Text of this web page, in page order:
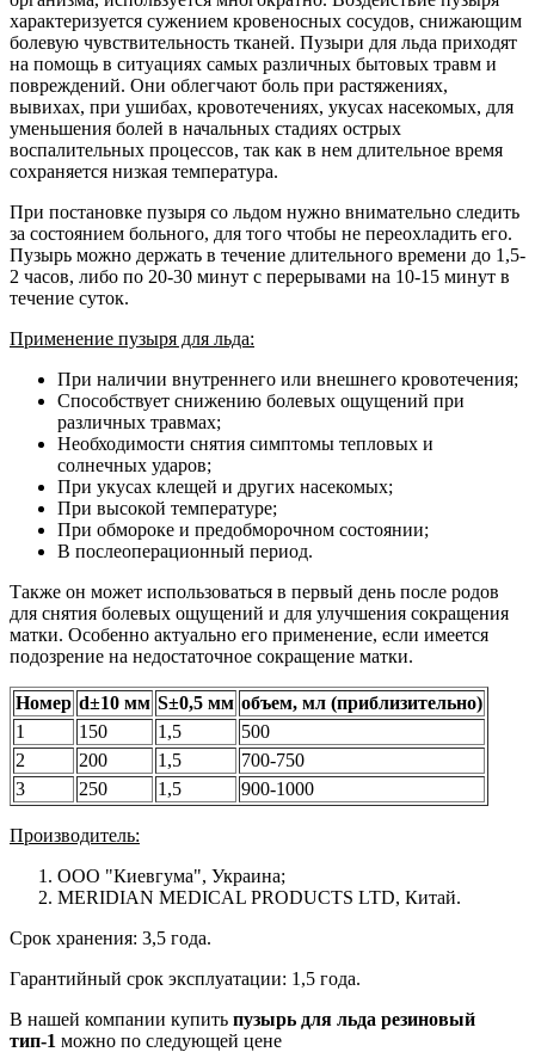
характеризуется сужением кровеносных сосудов, снижающим
болевую чувствительность тканей. Пузыри для льда приходят
на помощь в ситуациях самых различных бытовых травм и
повреждений. Они облегчают боль при растяжениях,
вывихах, при ушибах, кровотечениях, укусах насекомых, для
уменьшения болей в начальных стадиях острых
воспалительных процессов, так как в нем длительное время
сохраняется низкая температура.
При постановке пузыря со льдом нужно внимательно следить
за состоянием больного, для того чтобы не переохладить его.
Пузырь можно держать в течение длительного времени до 1,5-
2 часов, либо по 20-30 минут с перерывами на 10-15 минут в
течение суток.
Применение пузыря для льда:
При наличии внутреннего или внешнего кровотечения;
Способствует снижению болевых ощущений при
различных травмах;
Необходимости снятия симптомы тепловых и
солнечных ударов;
При укусах клещей и других насекомых;
При высокой температуре;
При обмороке и предобморочном состоянии;
В послеоперационный период.
Также он может использоваться в первый день после родов
для снятия болевых ощущений и для улучшения сокращения
матки. Особенно актуально его применение, если имеется
подозрение на недостаточное сокращение матки.
Номер d±10 мм S±0,5 мм объем, мл (приблизительно)
1
150 1,5
500
2
200 1,5
700-750
3
250 1,5 900-1000
Производитель:
ООО "Киевгума", Украина;
MERIDIAN MEDICAL PRODUCTS LTD, Китай.
Срок хранения: 3,5 года.
Гарантийный срок эксплуатации: 1,5 года.
В нашей компании купить пузырь для льда резиновый
тип-1 можно по следующей цене